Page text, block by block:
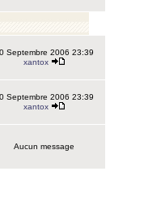
Septembre 2006 23:39
xantox
Septembre 2006 23:39
xantox
Aucun message